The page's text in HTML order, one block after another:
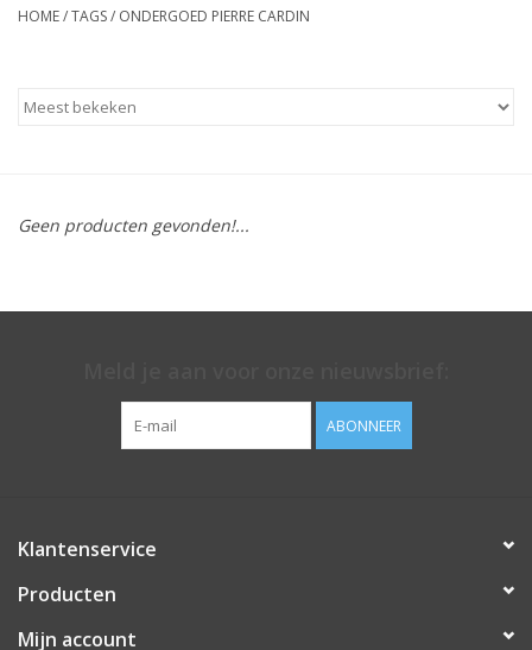
Nieuwe Collectie
HOME/TAGS/ ONDERGOED PIERRE CARDIN
Geen producten gevonden!...
ABONNEER
Klantenservice
Producten
Mijn account